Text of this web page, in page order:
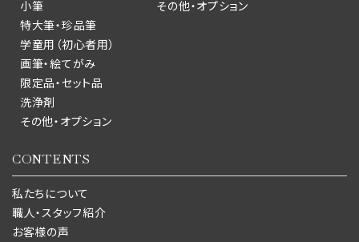
小筆
特大筆・珍品筆
学童用（初心者用）
画筆・絵てがみ
限定品・セット品
洗浄剤
その他・オプション
その他・オプション
CONTENTS
私たちについて
職人・スタッフ紹介
お客様の声